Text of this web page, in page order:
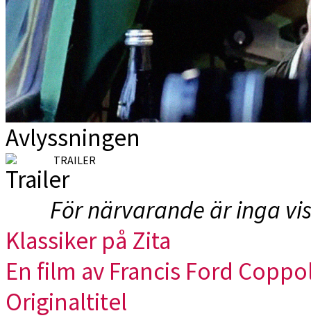
Avlyssningen
TRAILER
För närvarande är inga
Klassiker på Zita
En film av Francis Ford
Originaltitel